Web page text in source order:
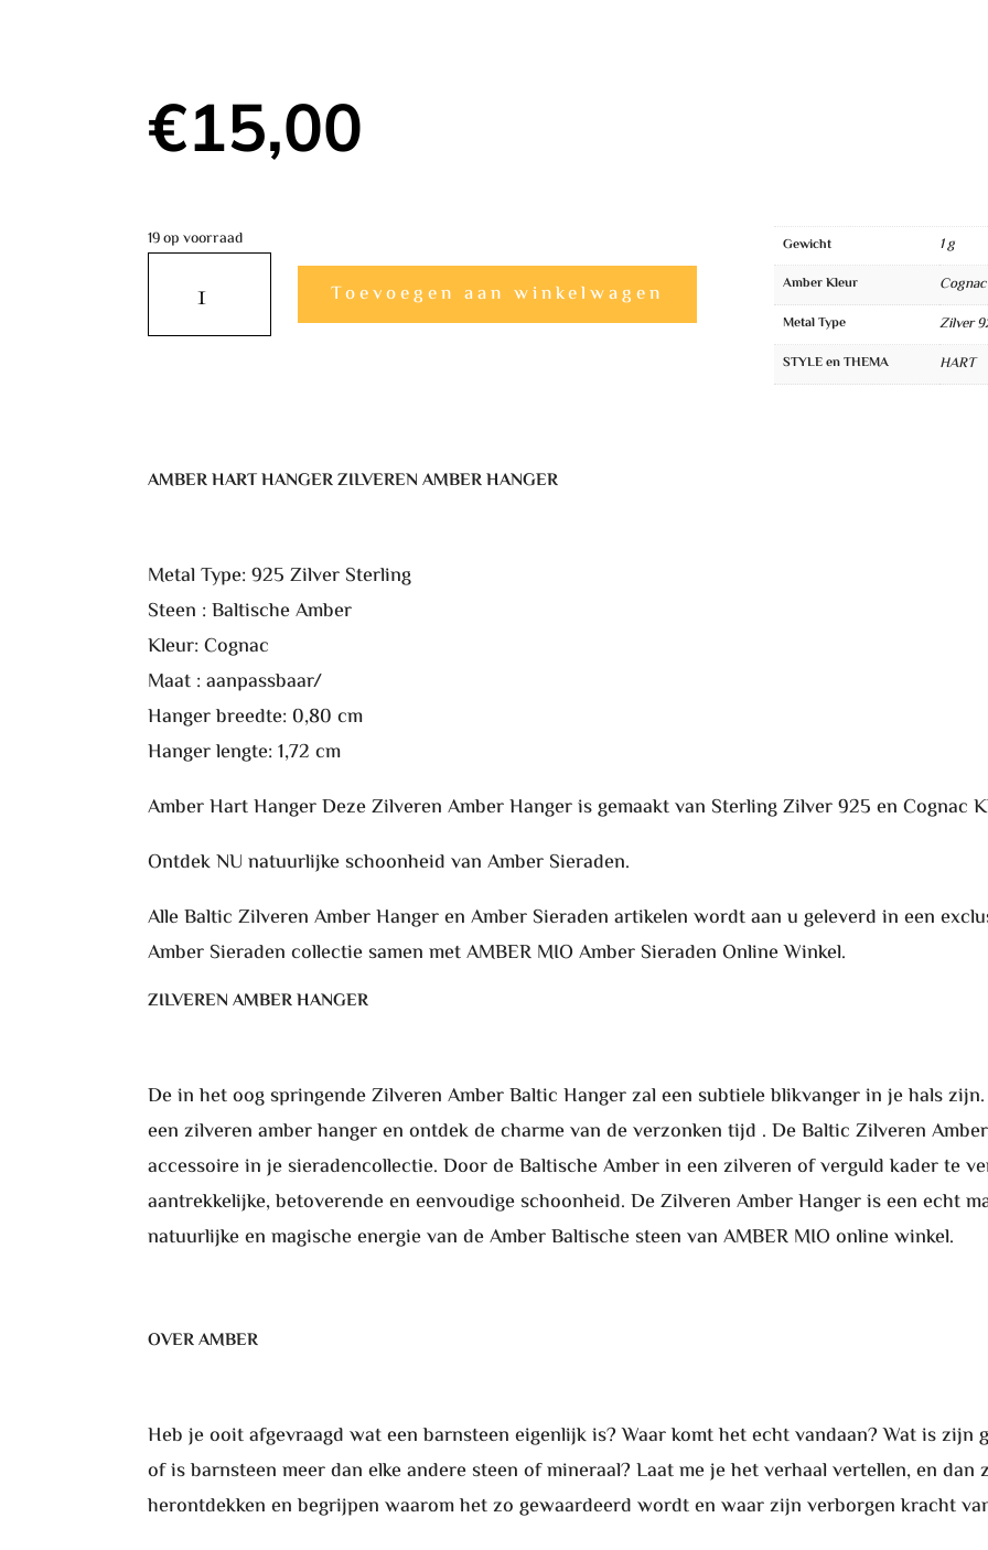
€15,00
19 op voorraad
aantal
Toevoegen aan winkelwagen
Gewicht 1 g
Amber Kleur Cognac
Metal Type Zilver
STYLE en THEMA HART
AMBER HART HANGER ZILVEREN AMBER HANGER
Metal Type: 925 Zilver Sterling
Steen : Baltische Amber
Kleur: Cognac
Maat : aanpassbaar/
Hanger breedte: 0,80 cm
Hanger lengte: 1,72 cm
Amber Hart Hanger Deze Zilveren Amber Hanger is gemaakt van Sterling Zilver 925 en Cognac
Ontdek NU natuurlijke schoonheid van Amber Sieraden.
Alle Baltic Zilveren Amber Hanger en Amber Sieraden artikelen wordt aan u geleverd in een
Amber Sieraden collectie samen met AMBER MIO Amber Sieraden Online Winkel.
ZILVEREN AMBER HANGER
De in het oog springende Zilveren Amber Baltic Hanger zal een subtiele blikvanger in je hals
een zilveren amber hanger en ontdek de charme van de verzonken tijd . De Baltic Zilveren
accessoire in je sieradencollectie. Door de Baltische Amber in een zilveren of verguld kader te
aantrekkelijke, betoverende en eenvoudige schoonheid. De Zilveren Amber Hanger is een echt
natuurlijke en magische energie van de Amber Baltische steen van AMBER MIO online winkel.
OVER AMBER
Heb je ooit afgevraagd wat een barnsteen eigenlijk is? Waar komt het echt vandaan? Wat is zijn
of is barnsteen meer dan elke andere steen of mineraal? Laat me je het verhaal vertellen, en
herontdekken en begrijpen waarom het zo gewaardeerd wordt en waar zijn verborgen kracht